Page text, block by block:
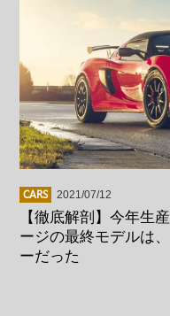
CARS 2021/07/12
【徹底解剖】今年生
ージの最終モデルは
ーだった